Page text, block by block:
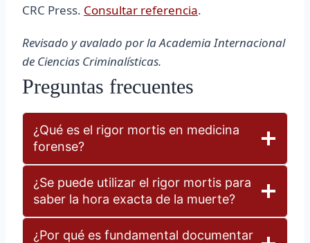
CRC Press. Consultar referencia.
Revisado y avalado por la Academia Internacional
de Ciencias Criminalísticas.
Preguntas frecuentes
¿Qué es el rigor mortis en medicina
forense?
¿Se puede utilizar el rigor mortis para
saber la hora exacta de la muerte?
¿Por qué es fundamental documentar